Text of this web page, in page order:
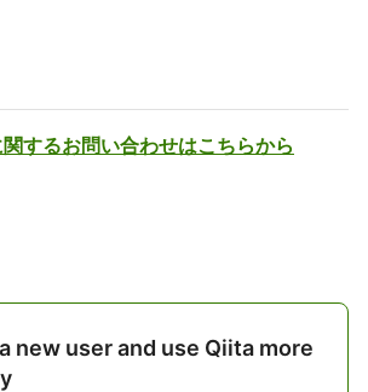
するお問い合わせはこちらから
new user and use Qiita more